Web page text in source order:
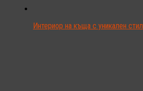
Интериор на къща с уникален стил